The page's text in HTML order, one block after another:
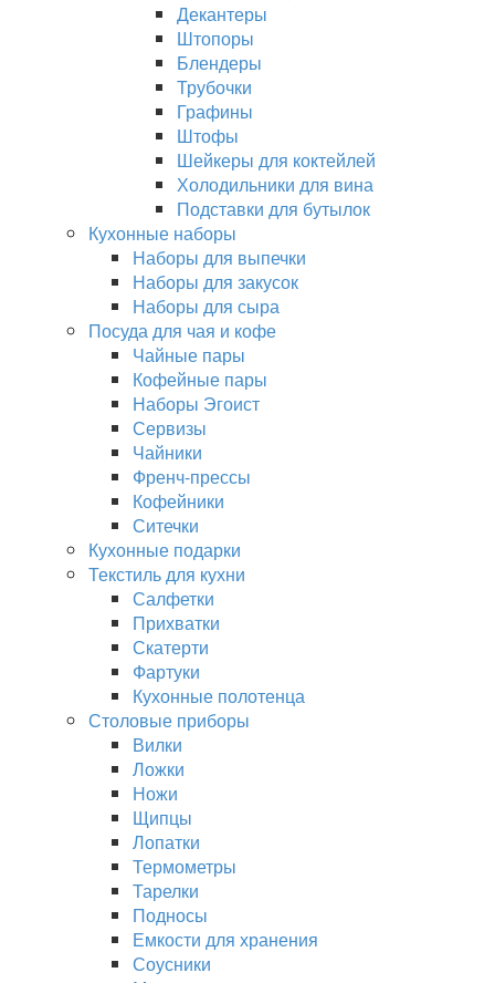
Декантеры
Штопоры
Блендеры
Трубочки
Графины
Штофы
Шейкеры для коктейлей
Холодильники для вина
Подставки для бутылок
Кухонные наборы
Наборы для выпечки
Наборы для закусок
Наборы для сыра
Посуда для чая и кофе
Чайные пары
Кофейные пары
Наборы Эгоист
Сервизы
Чайники
Френч-прессы
Кофейники
Ситечки
Кухонные подарки
Текстиль для кухни
Салфетки
Прихватки
Скатерти
Фартуки
Кухонные полотенца
Столовые приборы
Вилки
Ложки
Ножи
Щипцы
Лопатки
Термометры
Тарелки
Подносы
Емкости для хранения
Соусники